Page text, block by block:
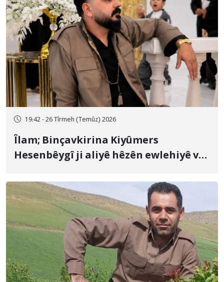
19:42 - 26 Tîrmeh (Temûz) 2026
Îlam; Binçavkirina Kiyûmers
Hesenbêygî ji aliyê hêzên ewlehiyê ve